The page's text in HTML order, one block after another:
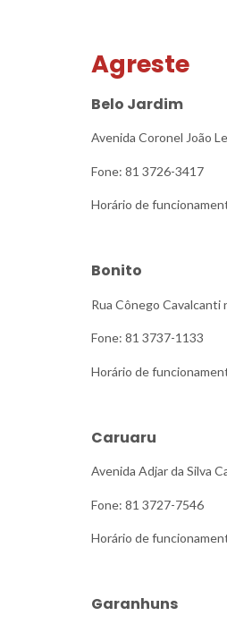
Agreste
Belo Jardim
Avenida Coronel João
Fone: 81 3726-3417
Horário de
Bonito
Rua Cônego Cavalcanti
Fone: 81 3737-1133
Horário de
Caruaru
Avenida Adjar da Silva
Fone: 81 3727-7546
Horário de
Garanhuns